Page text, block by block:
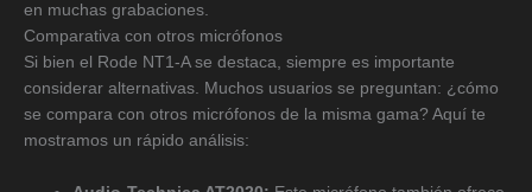
en muchas grabaciones.
Comparativa con otros micrófonos
Si bien el Rode NT1-A se destaca, siempre es importante
considerar alternativas. Muchos usuarios se preguntan: ¿cómo
se compara con otros micrófonos de la misma gama? Aquí te
mostramos un rápido análisis: